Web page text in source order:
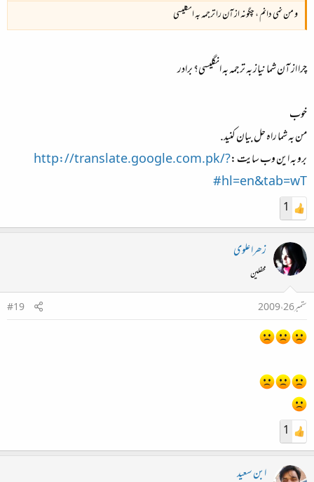
و من نمی دانم ، چگونه از آن را ترجمه به انگلیسی
چرا از آن شما نیاز به ترجمه به انگلیسی؟ برادر
خوب
من به شما راه حل بیان کنید.
برو به این وب سایت :http://translate.google.com.pk/?
hl=en&tab=wT#
1
زھرا علوی
محفلین
ستمبر 26، 2009
#19
1
ابن سعید